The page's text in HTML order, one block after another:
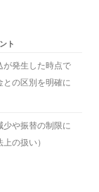
ト
が発生した時点で
との区別を明確に
少や振替の制限に
の扱い）